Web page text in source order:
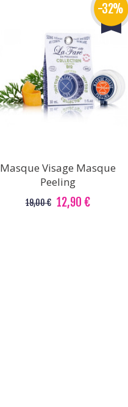
-32%
Masque Visage Masque
Peeling
19,00 € 12,90 €